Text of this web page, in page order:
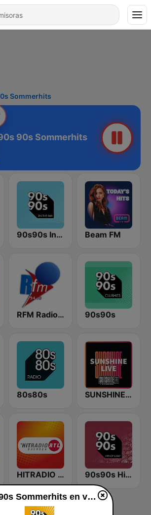
Sommerhits
90s Sommerhits
90s90s In the Mix Beam FM
RFM Radio Futurs Medias 94.0 FM 90s90s
80s80s SUNSHINE LIVE
HITRADIO RTL Sachsen 90s90s Hiphop & Rap
90s 90s Sommerhits en vivo